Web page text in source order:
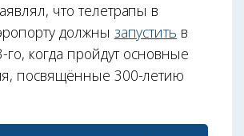
что телетрапы в
должны запустить в
го, когда пройдут основные
посвящённые 300-летию